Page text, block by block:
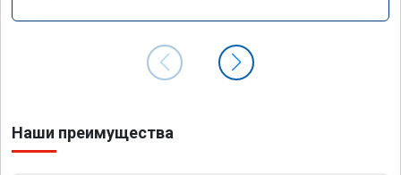
Наши преимущества